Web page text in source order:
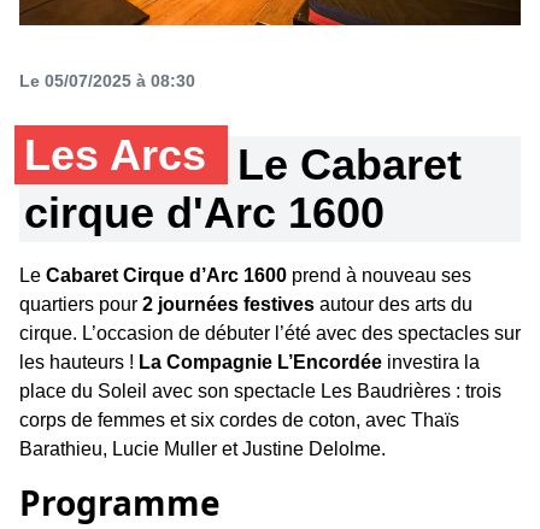
Le 05/07/2025 à 08:30
Les Arcs
Le Cabaret
cirque d'Arc 1600
Le Cabaret Cirque d’Arc 1600 prend à nouveau ses
quartiers pour 2 journées festives autour des arts du
cirque. L’occasion de débuter l’été avec des spectacles sur
les hauteurs ! La Compagnie L’Encordée investira la
place du Soleil avec son spectacle Les Baudrières : trois
corps de femmes et six cordes de coton, avec Thaïs
Barathieu, Lucie Muller et Justine Delolme.
Programme